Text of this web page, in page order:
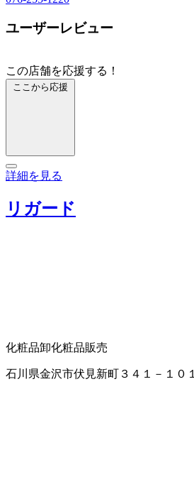
ユーザーレビュー
この店舗を応援する！
ここから応援
詳細を見る
リガード
化粧品卸化粧品販売
石川県金沢市伏見新町３４１－１０１